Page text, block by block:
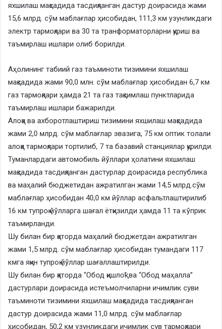
яхшилаш мақсадида тасдиқланган дастур доирасида жами
15,6 млрд. сўм маблағлар ҳисобидан, 111,3 км узунликдаги
электр тармоқлари ва 30 та транформаторларни қуриш ва
таъмирлаш ишлари олиб борилди.
Аҳолининг табиий газ таъминоти тизимини яхшилаш
мақсадида жами 90,0 млн. сўм маблағлар ҳисобидан 6,7 км
газ тармоқлари ҳамда 21 та газ тақсимлаш пунктларида
таъмирлаш ишлари бажарилди.
Алоқа ва ахборотлаштириш тизимини яхшилаш мақсадида
жами 2,0 млрд. сўм маблағлар эвазига, 75 км оптик толали
алоқа тармоқлари тортилиб, 7 та базавий станциялар қурилди.
Туманлардаги автомобиль йўллари ҳолатини яхшилаш
мақсадида тасдиқланган дастурлар доирасида республика
ва маҳалий бюджетидан ажратилган жами 14,5 млрд.сўм
маблағлар ҳисобидан 40,0 км йўллар асфальтлаштирилиб
16 км тупроқ йўлларга шағал ётқизилди ҳамда 11 та кўприк
таъмирланди.
Шу билан бир қаторда маҳалий бюджетдан ажратилган
жами 1,5 млрд. сўм маблағлар ҳисобидан тумандаги 117
кмга яқин тупроқ йўллар шағаллаштирилди.
Шу билан бир қаторда “Обод қишлоқ” ва “Обод маҳалла”
дастурлари доирасида истеъмолчиларни ичимлик суви
таъминоти тизимини яхшилаш мақсадида тасдиқланган
дастур доирасида жами 11,0 млрд. сўм маблағлар
ҳисобидан, 50,2 км узунликдаги ичимлик сув тармоқлари